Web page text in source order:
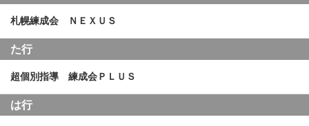
札幌練成会 ＮＥＸＵＳ
た行
超個別指導 練成会ＰＬＵＳ
は行